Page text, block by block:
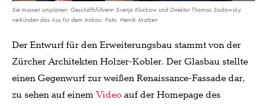
Sie müssen umplanen: Geschäftsführerin Svenja Kluckow und Direktor Thomas Sadowsky
verkünden das Aus für dem Anbau. Foto: Henrik Matzen
Der Entwurf für den Erweiterungsbau stammt von der
Zürcher Architekten Holzer-Kobler. Der Glasbau stellte
einen Gegenwurf zur weißen Renaissance-Fassade dar,
zu sehen auf einemVideoauf der Homepage des